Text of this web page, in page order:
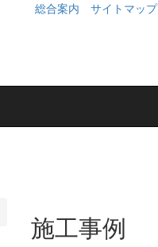
総合案内 サイトマップ
施工事例